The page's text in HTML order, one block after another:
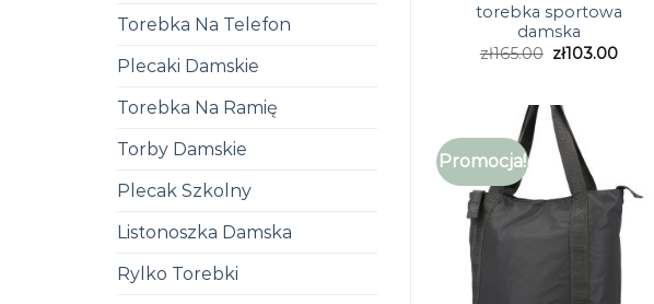
Torebka Na Telefon
Plecaki Damskie
Torebka Na Ramię
Torby Damskie
Plecak Szkolny
Listonoszka Damska
Rylko Torebki
torebka sportowa
damska
zł165.00 zł103.00
Promocja!